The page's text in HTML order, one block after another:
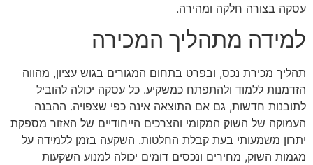
עסקה בצורה חלקה ומהירה.
למידה מתהליך המכירה
תהליך מכירת נכס, ובפרט בתחום המגורים בגוש עציון, מהווה
הזדמנות ללמוד ולהתפתח כמשקיע. כל עסקה יכולה להוביל
לתובנות חדשות, גם אם התוצאה אינה כפי שצפויה. ההבנה
העמוקה של השוק המקומי והצרכים הייחודיים של האזור מספקת
יתרון משמעותי בעת קבלת החלטות. השקעה בזמן ללמידה על
מגמות השוק, מחירים ונכסים דומים יכולה למנוע השקעות